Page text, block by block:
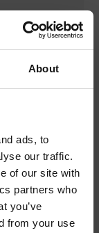
About
ads, to
our traffic.
of our site with
partners who
you’ve
from your use
da